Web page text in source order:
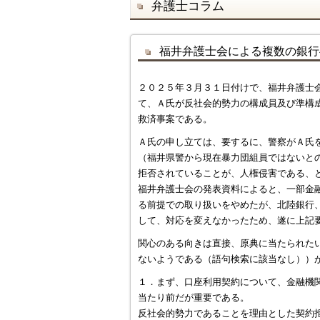
弁護士コラム
福井弁護士会による複数の銀
２０２５年３月３１日付けで、福井弁護
て、Ａ氏が反社会的勢力の構成員及び準
救済事案である。
Ａ氏の申し立ては、要するに、警察がＡ
（福井県警から現在暴力団組員ではない
拒否されていることが、人権侵害である、
福井弁護士会の発表資料によると、一部
る前提での取り扱いをやめたが、北陸銀
して、対応を変えなかったため、遂に上記
関心のある向きは直接、原典に当たられ
ないようである（語句検索に該当なし））
１．まず、口座利用契約について、金融
当たり前だが重要である。
反社会的勢力であることを理由とした契